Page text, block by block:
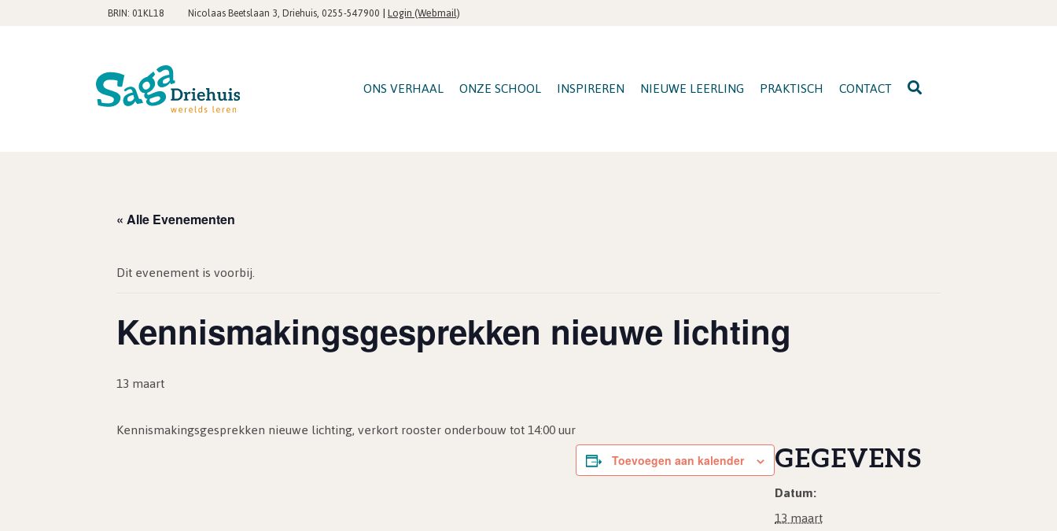
BRIN: 01KL18 Nicolaas Beetslaan 3, Driehuis, 0255-547900 |Login (Webmail)
ONS VERHAAL ONZE SCHOOL INSPIREREN NIEUWE LEERLING PRAKTISCH CONTACT
« Alle Evenementen
Dit evenement is voorbij.
Kennismakingsgesprekken nieuwe lichting
13 maart
Kennismakingsgesprekken nieuwe lichting, verkort rooster onderbouw tot 14:00 uur
Toevoegen aan kalender GEGEVENS
Datum:
13 maart